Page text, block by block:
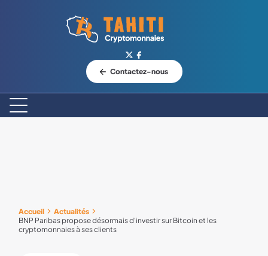
Logo Tahiti-Cryptomonnaies.com
Contactez-nous
Accueil
Actualités
BNP Paribas propose désormais d'investir sur Bitcoin et les
cryptomonnaies à ses clients